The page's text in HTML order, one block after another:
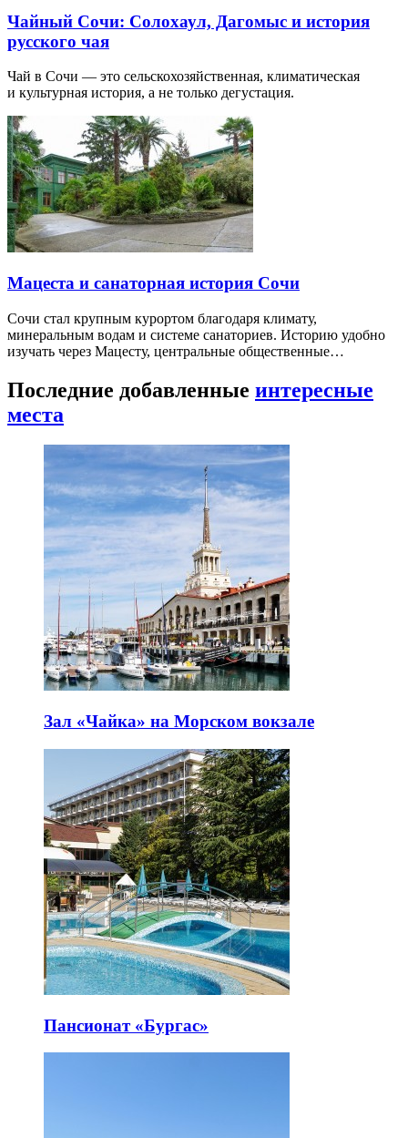
Чайный Сочи: Солохаул, Дагомыс и история
русского чая
Чай в Сочи — это сельскохозяйственная, климатическая
и культурная история, а не только дегустация.
Мацеста и санаторная история Сочи
Сочи стал крупным курортом благодаря климату,
минеральным водам и системе санаториев. Историю удобно
изучать через Мацесту, центральные общественные…
Последние добавленные интересные
места
Зал «Чайка» на Морском вокзале
Пансионат «Бургас»